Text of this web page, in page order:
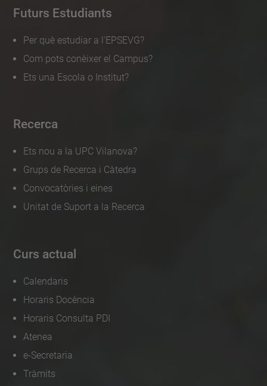
Futurs Estudiants
Per què estudiar a l'EPSEVG?
Com pots conèixer el Campus?
Ets una Escola o Institut?
Recerca
Ets nou a la UPC Vilanova?
Grups de Recerca i Càtedra
Convocatòries i eines
Unitat de Suport a la Recerca
Curs actual
Calendaris
Horaris Docència
Horaris Consulta PDI
Atenea
e-Secretaria
Tràmits